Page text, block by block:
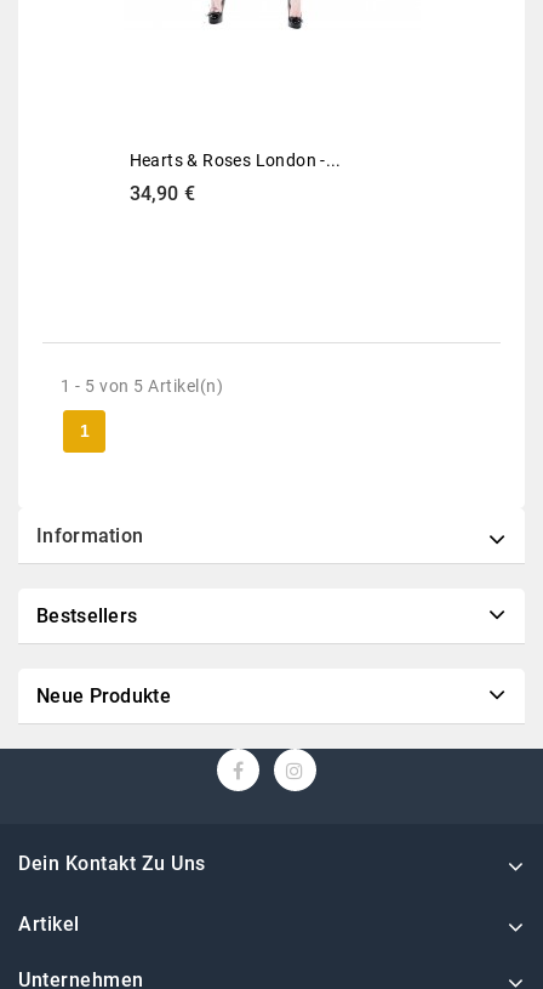
Hearts & Roses London -...
Preis
34,90 €
1 - 5 von 5 Artikel(n)
1
Information
Bestsellers
Neue Produkte
Dein Kontakt Zu Uns
Artikel
Unternehmen